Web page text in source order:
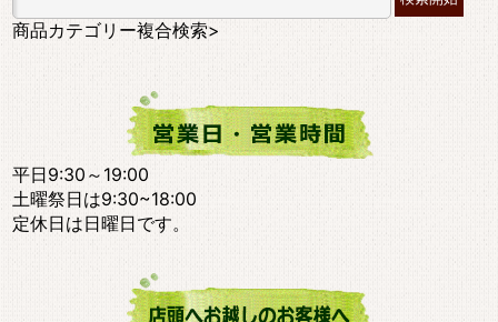
商品カテゴリー複合検索>
平日9:30～19:00
土曜祭日は9:30~18:00
定休日は日曜日です。